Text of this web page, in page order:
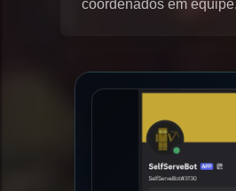
coordenados em equipe.